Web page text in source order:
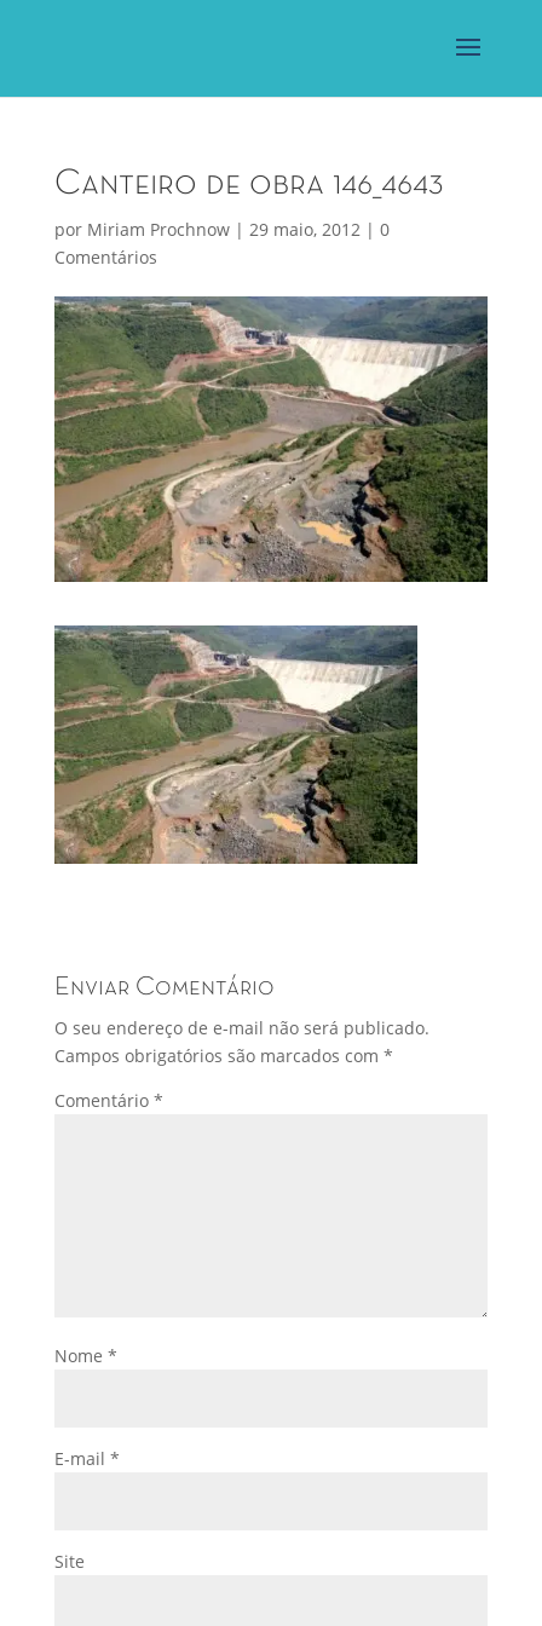
Canteiro de obra 146_4643
por Miriam Prochnow| 29 maio, 2012| 0
Comentários
Enviar Comentário
O seu endereço de e-mail não será publicado.
Campos obrigatórios são marcados com *
Comentário *
Nome *
E-mail *
Site